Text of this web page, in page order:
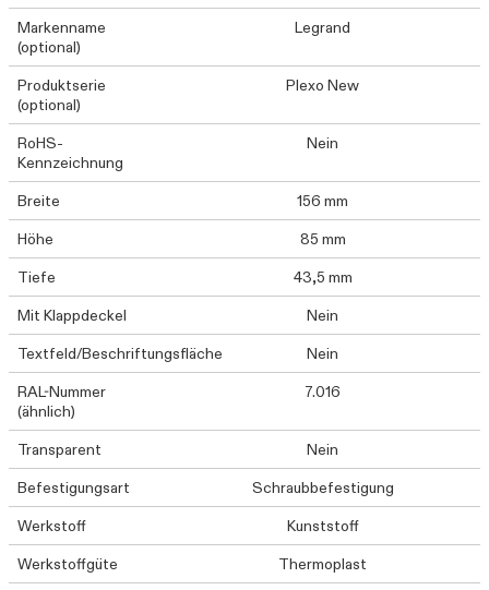
Markenname
(optional)
Legrand
Produktserie
(optional)
Plexo New
RoHS-
Kennzeichnung
Nein
Breite
156 mm
Höhe
85 mm
Tiefe
43,5 mm
Mit Klappdeckel
Nein
Textfeld/Beschriftungsfläche
Nein
RAL-Nummer
(ähnlich)
7.016
Transparent
Nein
Befestigungsart
Schraubbefestigung
Werkstoff
Kunststoff
Werkstoffgüte
Thermoplast